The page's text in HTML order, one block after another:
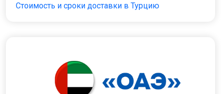
Стоимость и сроки доставки в Турцию